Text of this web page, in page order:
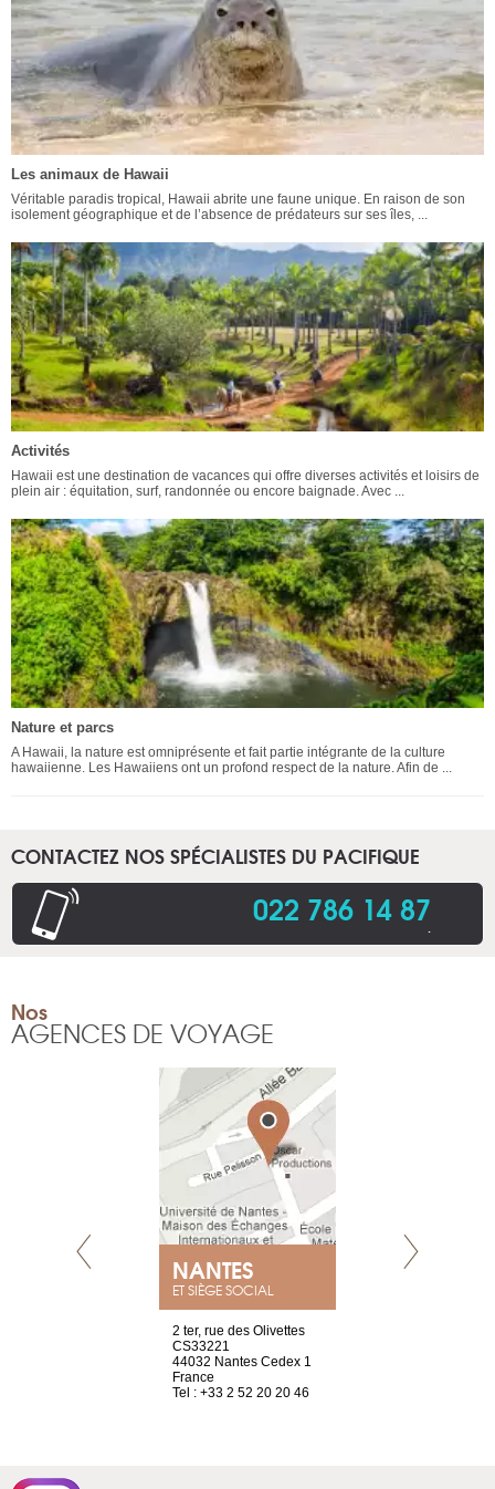
Les animaux de Hawaii
Véritable paradis tropical, Hawaii abrite une faune unique. En raison de son
isolement géographique et de l’absence de prédateurs sur ses îles, ...
Activités
Hawaii est une destination de vacances qui offre diverses activités et loisirs de
plein air : équitation, surf, randonnée ou encore baignade. Avec ...
Nature et parcs
A Hawaii, la nature est omniprésente et fait partie intégrante de la culture
hawaiienne. Les Hawaiiens ont un profond respect de la nature. Afin de ...
CONTACTEZ NOS SPÉCIALISTES DU PACIFIQUE
022 786 14 87.
Nos
AGENCES DE VOYAGE
NANTES
ET SIÈGE SOCIAL
2 ter, rue des Olivettes
CS33221
44032 Nantes Cedex 1
France
Tel : +33 2 52 20 20 46